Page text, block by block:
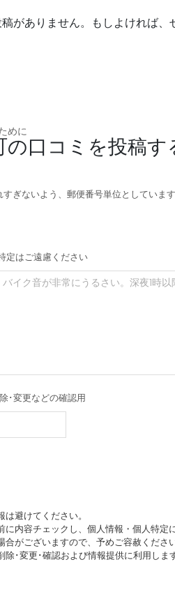
がありません。もしよければ
めに
の口コミを投稿す
すぎないよう、郵便番号単位としています
定はご遠慮ください
･変更などの確認用
避けてください。
内容チェックし、個人情報・個人特定
がございますので、予めご容赦ください
･変更･確認および情報提供に利用します